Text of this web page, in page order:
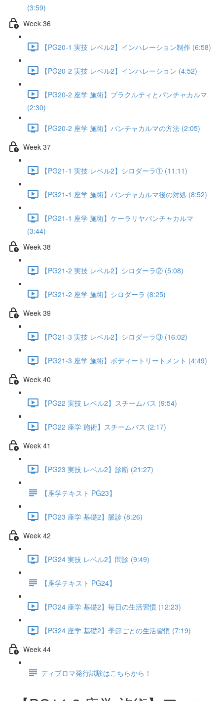
(3:59)
Week 36
【PG20-1 実技 レベル2】インハレーション制作 (6:58)
【PG20-2 実技 レベル2】インハレーション (4:52)
【PG20-2 座学 施術】プラクルティとパンチャカルマ
(2:30)
【PG20-2 座学 施術】パンチャカルマの方法 (2:05)
Week 37
【PG21-1 実技 レベル2】シロダーラ① (11:11)
【PG21-1 座学 施術】パンチャカルマ後の対処 (8:52)
【PG21-1 座学 施術】ケーラリヤパンチャカルマ
(3:44)
Week 38
【PG21-2 実技 レベル2】シロダーラ② (5:08)
【PG21-2 座学 施術】シロダーラ (8:25)
Week 39
【PG21-3 実技 レベル2】シロダーラ③ (16:02)
【PG21-3 座学 施術】ボディートリートメント (4:49)
Week 40
【PG22 実技 レベル2】スチームバス (9:54)
【PG22 座学 施術】スチームバス (2:17)
Week 41
【PG23 実技 レベル2】診断 (21:27)
【座学テキスト PG23】
【PG23 座学 基礎2】脈診 (8:26)
Week 42
【PG24 実技 レベル2】問診 (9:49)
【座学テキスト PG24】
【PG24 座学 基礎2】毎日の生活習慣 (12:23)
【PG24 座学 基礎2】季節ごとの生活習慣 (7:19)
Week 44
ディプロマ発行試験はこちらから！